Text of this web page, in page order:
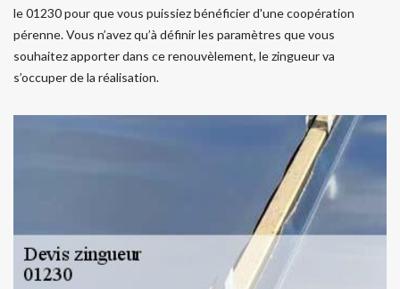
le 01230 pour que vous puissiez bénéficier d'une coopération
pérenne. Vous n’avez qu’à définir les paramètres que vous
souhaitez apporter dans ce renouvèlement, le zingueur va
s’occuper de la réalisation.